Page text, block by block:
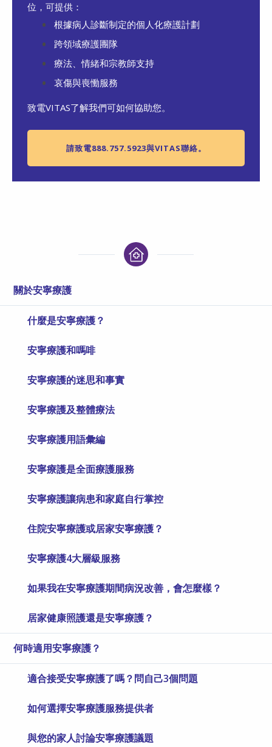
位，可提供：
根據病人診斷制定的個人化療護計劃
跨領域療護團隊
療法、情緒和宗教師支持
哀傷與喪慟服務
致電VITAS了解我們可如何協助您。
請致電888.757.5923與VITAS聯絡。
關於安寧療護
什麼是安寧療護？
安寧療護和嗎啡
安寧療護的迷思和事實
安寧療護及整體療法
安寧療護用語彙編
安寧療護是全面療護服務
安寧療護讓病患和家庭自行掌控
住院安寧療護或居家安寧療護？
安寧療護4大層級服務
如果我在安寧療護期間病況改善，會怎麼樣？
居家健康照護還是安寧療護？
何時適用安寧療護？
適合接受安寧療護了嗎？問自己3個問題
如何選擇安寧療護服務提供者
與您的家人討論安寧療護議題